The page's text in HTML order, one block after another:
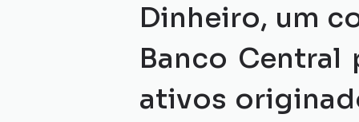
Dinheiro, um
Banco
ativos